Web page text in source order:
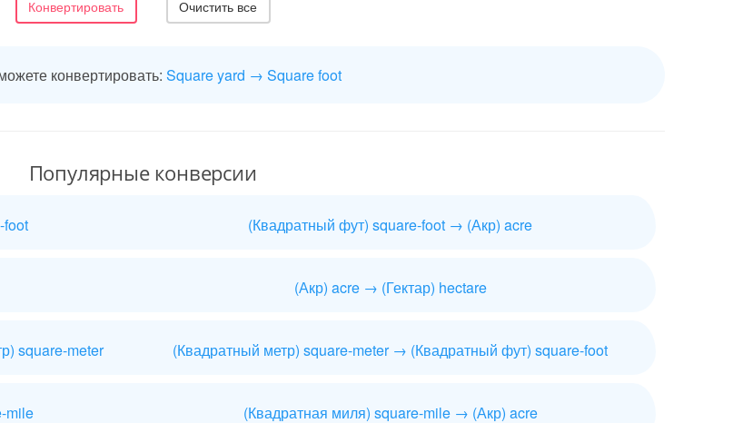
конвертировать: Square yard → Square foot
Популярные конверсии
(Квадратный фут) square-foot → (Акр) acre
(Акр) acre → (Гектар) hectare
square-meter (Квадратный метр) square-meter → (Квадратный фут) square-foot
mile (Квадратная миля) square-mile → (Акр) acre